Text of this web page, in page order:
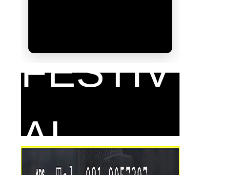
FESTIV
AL